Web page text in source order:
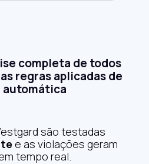
completa de todos
regras aplicadas de
automática
são testadas
e as violações geram
tempo real.